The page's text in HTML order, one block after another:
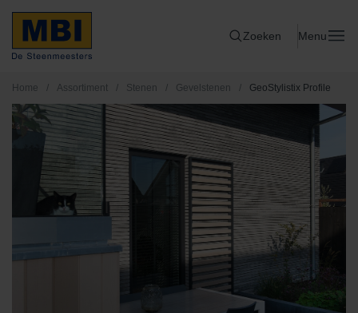
Zoeken Menu
Home / Assortiment / Stenen / Gevelstenen / GeoStylistix Profile